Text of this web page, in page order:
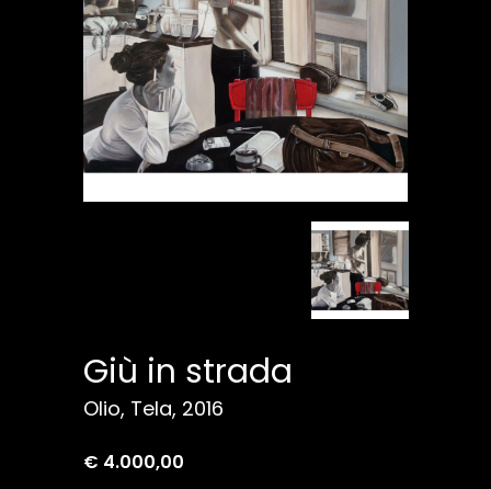
Giù in strada
Olio, Tela, 2016
€ 4.000,00